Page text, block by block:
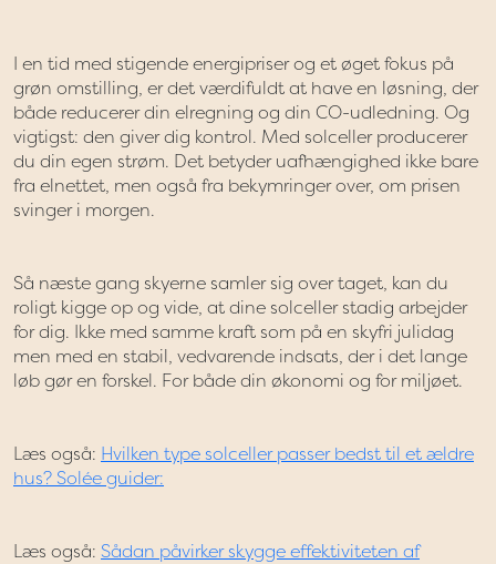
I en tid med stigende energipriser og et øget fokus på
grøn omstilling, er det værdifuldt at have en løsning, der
både reducerer din elregning og din CO-udledning. Og
vigtigst: den giver dig kontrol. Med solceller producerer
du din egen strøm. Det betyder uafhængighed ikke bare
fra elnettet, men også fra bekymringer over, om prisen
svinger i morgen.
Så næste gang skyerne samler sig over taget, kan du
roligt kigge op og vide, at dine solceller stadig arbejder
for dig. Ikke med samme kraft som på en skyfri julidag
men med en stabil, vedvarende indsats, der i det lange
løb gør en forskel. For både din økonomi og for miljøet.
Læs også: Hvilken type solceller passer bedst til et ældre
hus? Solée guider:
Læs også: Sådan påvirker skygge effektiviteten af